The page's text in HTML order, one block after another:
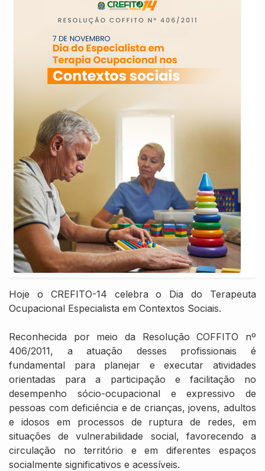
Hoje o CREFITO-14 celebra o Dia do Terapeuta
Ocupacional Especialista em Contextos Sociais.
Reconhecida por meio da Resolução COFFITO nº
406/2011, a atuação desses profissionais é
fundamental para planejar e executar atividades
orientadas para a participação e facilitação no
desempenho sócio-ocupacional e expressivo de
pessoas com deficiência e de crianças, jovens, adultos
e idosos em processos de ruptura de redes, em
situações de vulnerabilidade social, favorecendo a
circulação no território e em diferentes espaços
socialmente significativos e acessíveis.